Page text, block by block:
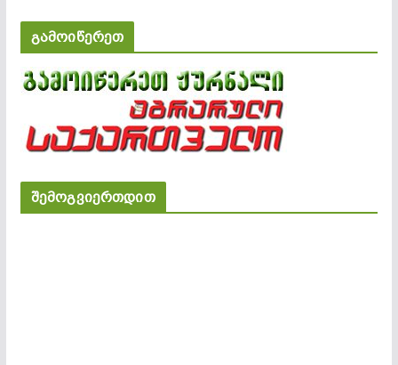
გამოიწერეთ
შემოგვიერთდით